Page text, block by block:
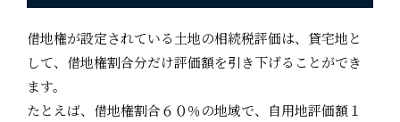
借地権が設定されている土地の相続税評価は、貸宅地と
して、借地権割合分だけ評価額を引き下げることができ
ます。
たとえば、借地権割合６０％の地域で、自用地評価額１